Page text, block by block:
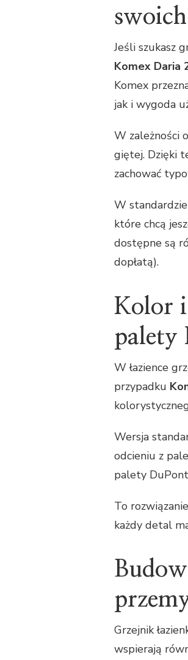
Jeśli szukasz
Komex Daria
Komex
jak i wygoda
W zależności
giętej. Dzięki
zachować
W
które chcą
dostępne są
dopłatą).
Kolor
palety
W łazience
przypadku
Wersja
odcieniu z
palety
To
każdy detal
Grzejnik
wspierają